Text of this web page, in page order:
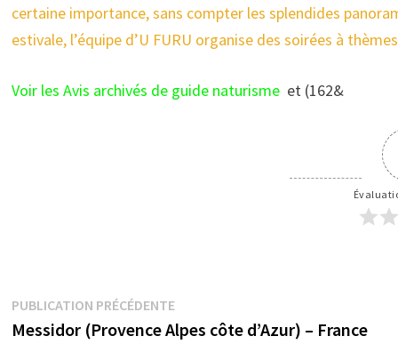
certaine importance, sans compter les splendides
estivale, l’équipe d’U FURU organise des soirées à
Voir les Avis archivés de guide naturisme et (162&
Navigation
de
PUBLICATION PRÉCÉDENTEPublication
précédente :
Messidor (Provence Alpes côte d’Azur) – France